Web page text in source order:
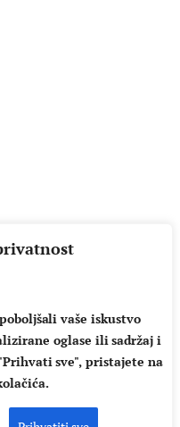
vaše iskustvo
oglase ili sadržaj i
sve", pristajete na